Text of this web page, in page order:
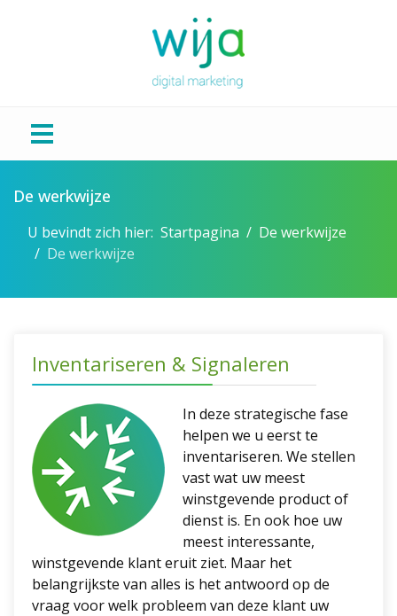
De werkwijze
U bevindt zich hier: Startpagina
De werkwijze
De werkwijze
Inventariseren & Signaleren
In deze strategische fase
helpen we u eerst te
inventariseren. We stellen
vast wat uw meest
winstgevende product of
dienst is. En ook hoe uw
meest interessante,
winstgevende klant eruit ziet. Maar het
belangrijkste van alles is het antwoord op de
vraag voor welk probleem van deze klant uw